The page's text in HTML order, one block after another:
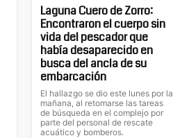
Laguna Cuero de Zorro:
Encontraron el cuerpo sin
vida del pescador que
había desaparecido en
busca del ancla de su
embarcación
El hallazgo se dio este lunes por la
mañana, al retomarse las tareas
de búsqueda en el complejo por
parte del personal de rescate
acuático y bomberos.